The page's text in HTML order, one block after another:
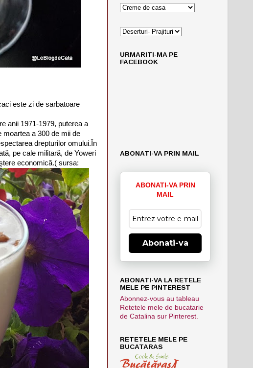
este zi de sarbatoare
anii 1971-1979, puterea a
moartea a 300 de mii de
drepturilor omului.În
pe cale militară, de Yoweri
economică.( sursa:
URMARITI-MA PE
FACEBOOK
ABONATI-VA PRIN MAIL
ABONATI-VA PRIN
MAIL
Abonati-va
ABONATI-VA LA RETELE
MELE PE PINTEREST
Abonnez-vous au tableau
Retetele mele de bucatarie
de Catalina sur Pinterest.
RETETELE MELE PE
BUCATARAS